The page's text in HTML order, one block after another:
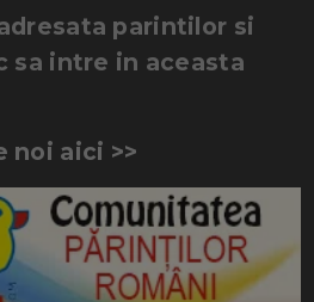
parintilor si
sa intre in aceasta
noi aici >>